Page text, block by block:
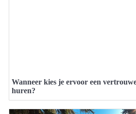
Wanneer kies je ervoor een
huren?